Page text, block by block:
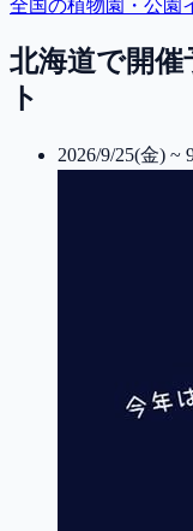
全国の植物園・公園
北海道で開
ト
2026/9/25(金) ~